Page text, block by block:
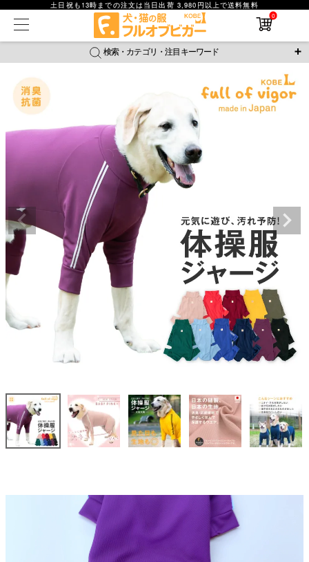
土日祝も13時までの注文は当日出荷 3,980円以上で送料無料
0
検索・カテゴリ・注目キーワード
ジャージ 腹巻 撥水レイン ラッシュガード
おそろコーデ 背中開きアイテム
新作アイテム
返品・交換について ご利用ガイド
在庫なし商品
在庫なし商品を表示しない
並び順
新着順
価格が安い順
価格が高い順
レビュー数順
検索